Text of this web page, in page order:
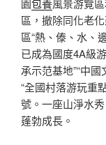
園包養風景游覽
區，撤除同化老
區“熱、傣、水、
已成為國度4A級
承示范基地”“中
“全國村落游玩重
號。一座山淨水
蓬勃成長。